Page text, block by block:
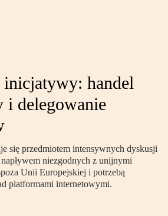
handel
i delegowanie
się przedmiotem intensywnych dyskusji
niezgodnych z unijnymi
Unii Europejskiej i potrzebą
platformami internetowymi.